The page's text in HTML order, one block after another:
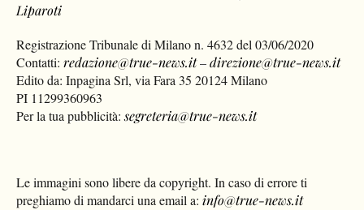
Liparoti
Registrazione Tribunale di Milano n. 4632 del 03/06/2020
Contatti:redazione@true-news.it–direzione@true-news.it
Edito da: Inpagina Srl, via Fara 35 20124 Milano
PI 11299360963
Per la tua pubblicità:segreteria@true-news.it
Le immagini sono libere da copyright. In caso di errore ti
preghiamo di mandarci una email a: info@true-news.it